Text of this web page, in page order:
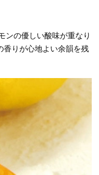
ンの優しい酸味が重なり
香りが心地よい余韻を残